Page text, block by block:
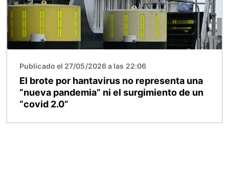
Publicado el 27/05/2026 a las 22:06
El brote por hantavirus no representa una
“nueva pandemia” ni el surgimiento de un
“covid 2.0”